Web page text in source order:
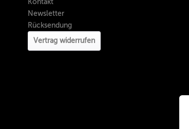
Kontakt
Newsletter
Rücksendung
Vertrag widerrufen